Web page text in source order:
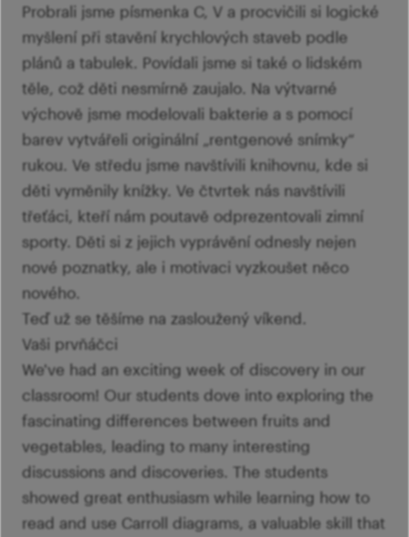
Probrali jsme písmenka C, V a procvičili si logické
myšlení při stavění krychlových staveb podle
plánů a tabulek. Povídali jsme si také o lidském
těle, což děti nesmírně zaujalo. Na výtvarné
výchově jsme modelovali bakterie a s pomocí
barev vytvářeli originální „rentgenové snímky“
rukou. Ve středu jsme navštívili knihovnu, kde si
děti vyměnily knížky. Ve čtvrtek nás navštívili
třeťáci, kteří nám poutavě odprezentovali zimní
sporty. Děti si z jejich vyprávění odnesly nejen
nové poznatky, ale i motivaci vyzkoušet něco
nového.
Teď už se těšíme na zasloužený víkend.
Vaši prvňáčci
We've had an exciting week of discovery in our
classroom! Our students dove into exploring the
fascinating differences between fruits and
vegetables, leading to many interesting
discussions and discoveries. The students
showed great enthusiasm while learning how to
read and use Carroll diagrams, a valuable skill that